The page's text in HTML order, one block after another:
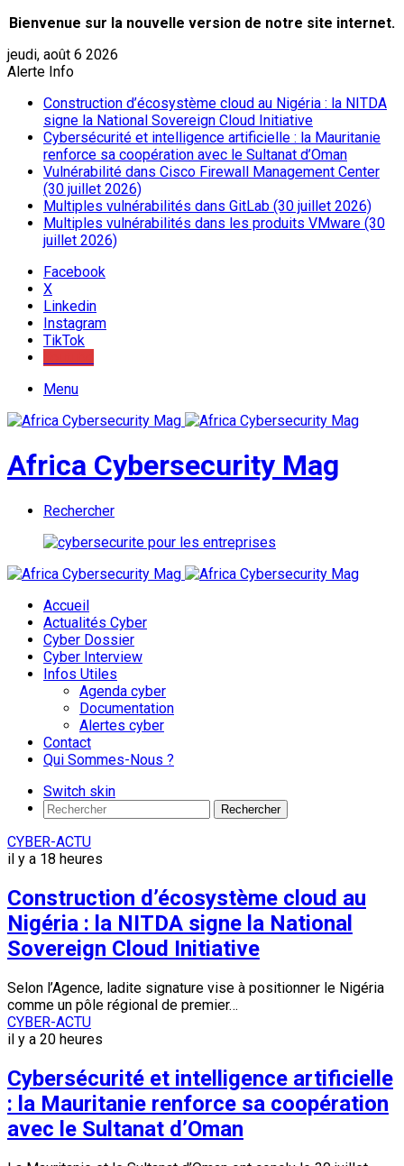
Bienvenue sur la nouvelle version de notre site internet.
jeudi, août 6 2026
Alerte Info
Construction d’écosystème cloud au Nigéria : la NITDA
signe la National Sovereign Cloud Initiative
Cybersécurité et intelligence artificielle : la Mauritanie
renforce sa coopération avec le Sultanat d’Oman
Vulnérabilité dans Cisco Firewall Management Center
(30 juillet 2026)
Multiples vulnérabilités dans GitLab (30 juillet 2026)
Multiples vulnérabilités dans les produits VMware (30
juillet 2026)
Facebook
X
Linkedin
Instagram
TikTok
Menu
Africa Cybersecurity Mag
Rechercher
Accueil
Actualités Cyber
Cyber Dossier
Cyber Interview
Infos Utiles
Agenda cyber
Documentation
Alertes cyber
Contact
Qui Sommes-Nous ?
Switch skin
Rechercher
CYBER-ACTU
il y a 18 heures
Construction d’écosystème cloud au
Nigéria : la NITDA signe la National
Sovereign Cloud Initiative
Selon l’Agence, ladite signature vise à positionner le Nigéria
comme un pôle régional de premier…
CYBER-ACTU
il y a 20 heures
Cybersécurité et intelligence artificielle
: la Mauritanie renforce sa coopération
avec le Sultanat d’Oman